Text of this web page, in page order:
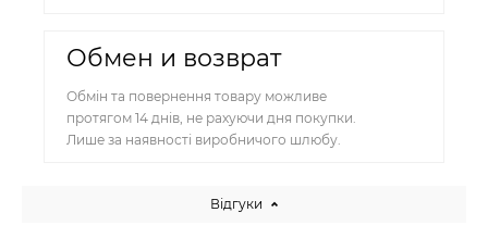
Обмен и возврат
Обмін та повернення товару можливе
протягом 14 днів, не рахуючи дня покупки.
Лише за наявності виробничого шлюбу.
Відгуки